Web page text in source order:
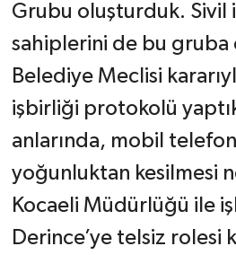
Grubu oluşturduk. Sivil
sahiplerini de bu gruba
Belediye Meclisi
işbirliği protokolü
anlarında, mobil
yoğunluktan kesilmesi
Kocaeli Müdürlüğü ile
Derince’ye telsiz rolesi